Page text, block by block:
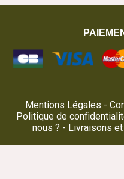
Mentions Légales
Politique de
nous ?
Livraisons